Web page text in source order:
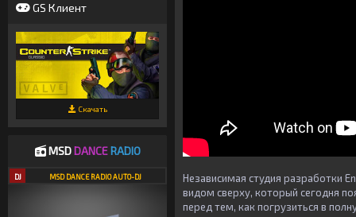
GS Клиент
Скачать
MSDDANCE RADIO
DJ MSD DANCE RADIO AUTO-DJ
Независимая студия разработки
видом сверху, который сегодня
перед тем, как погрузиться в